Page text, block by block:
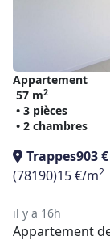
Appartement
57 m2
• 3 pièces
• 2 chambres
Trappes903 €
(78190)15 €/m2
il y a 16h
Appartement